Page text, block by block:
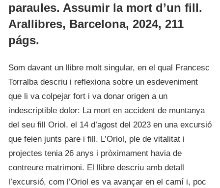
paraules. Assumir la mort d’un fill.
Arallibres, Barcelona, 2024, 211
págs.
Som davant un llibre molt singular, en el qual Francesc
Torralba descriu i reflexiona sobre un esdeveniment
que li va colpejar fort i va donar origen a un
indescriptible dolor: La mort en accident de muntanya
del seu fill Oriol, el 14 d’agost del 2023 en una excursió
que feien junts pare i fill. L’Oriol, ple de vitalitat i
projectes tenia 26 anys i pròximament havia de
contreure matrimoni. El llibre descriu amb detall
l’excursió, com l’Oriol es va avançar en el camí i, poc